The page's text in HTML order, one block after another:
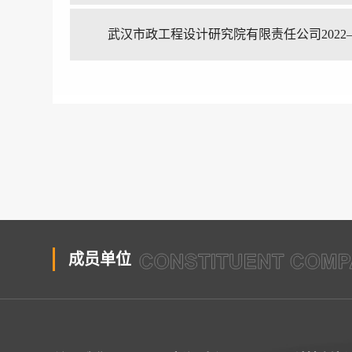
武汉市政工程设计研究院有限责任公司
成员单位